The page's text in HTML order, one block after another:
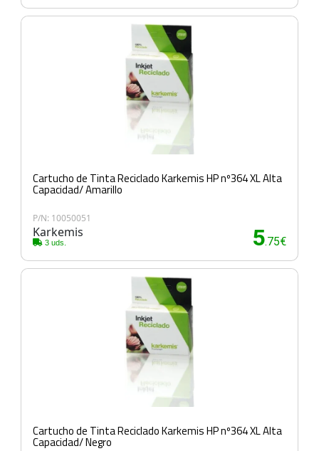
Cartucho de Tinta Reciclado Karkemis HP nº364 XL Alta
Capacidad/ Amarillo
P/N: 10050051
Karkemis
3 uds. 5.75€
Cartucho de Tinta Reciclado Karkemis HP nº364 XL Alta
Capacidad/ Negro